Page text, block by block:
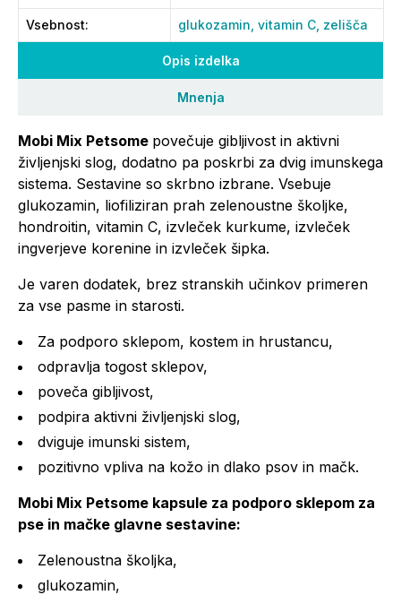
Opis izdelka
Mnenja
Mobi Mix Petsome povečuje gibljivost in aktivni
življenjski slog, dodatno pa poskrbi za dvig imunskega
sistema. Sestavine so skrbno izbrane. Vsebuje
glukozamin, liofiliziran prah zelenoustne školjke,
hondroitin, vitamin C, izvleček kurkume, izvleček
ingverjeve korenine in izvleček šipka.
Je varen dodatek, brez stranskih učinkov primeren
za vse pasme in starosti.
Za podporo sklepom, kostem in hrustancu,
odpravlja togost sklepov,
poveča gibljivost,
podpira aktivni življenjski slog,
dviguje imunski sistem,
pozitivno vpliva na kožo in dlako psov in mačk.
Mobi Mix Petsome kapsule za podporo sklepom za
pse in mačke glavne sestavine:
Zelenoustna školjka,
glukozamin,
Vsebnost: glukozamin, vitamin C, zelišča